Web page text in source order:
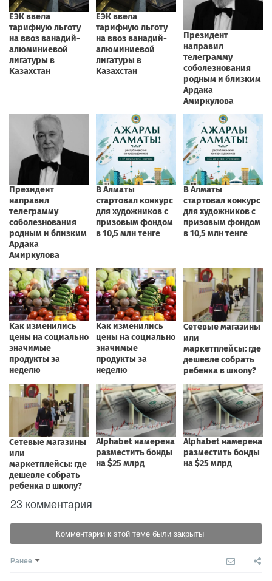
23 комментария
Комментарии к этой теме были закрыты
Ранее